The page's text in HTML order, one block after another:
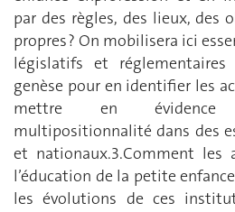
par des règles, des lieux, des
propres ? On mobilisera ici
législatifs et
genèse pour en identifier les
mettre en évidence
multipositionnalité dans des
et nationaux.3.Comment les
l’éducation de la petite
les évolutions de ces